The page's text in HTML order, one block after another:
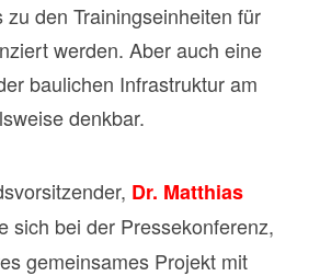
den Trainingseinheiten für
werden. Aber auch eine
baulichen Infrastruktur am
denkbar.
Dr. Matthias
sich bei der Pressekonferenz,
gemeinsames Projekt mit